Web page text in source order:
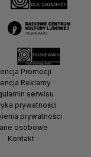
Promocji
Reklamy
serwisu
prywatności
prywatności
osobowe
Kontakt